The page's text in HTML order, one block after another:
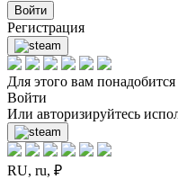
Войти
Регистрация
Для этого вам понадобится
Войти
Или авторизируйтесь
RU, ru, ₽